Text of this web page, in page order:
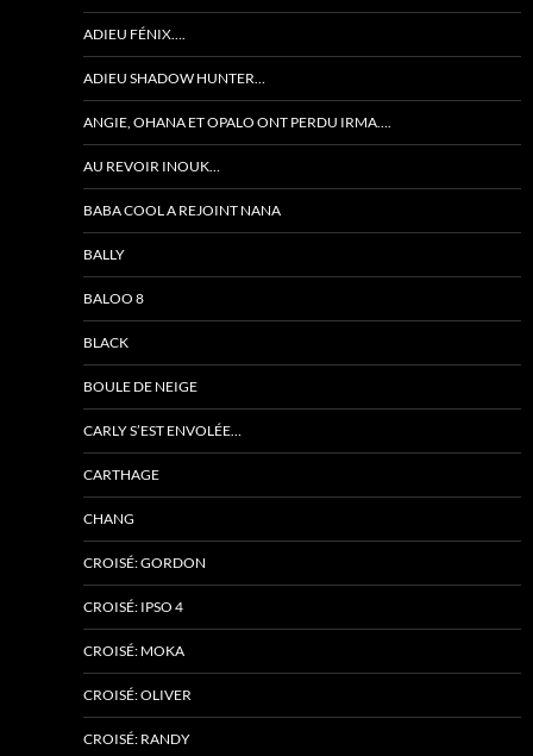
ADIEU FÉNIX….
ADIEU SHADOW HUNTER…
ANGIE, OHANA ET OPALO ONT PERDU IRMA….
AU REVOIR INOUK…
BABA COOL A REJOINT NANA
BALLY
BALOO 8
BLACK
BOULE DE NEIGE
CARLY S’EST ENVOLÉE…
CARTHAGE
CHANG
CROISÉ: GORDON
CROISÉ: IPSO 4
CROISÉ: MOKA
CROISÉ: OLIVER
CROISÉ: RANDY